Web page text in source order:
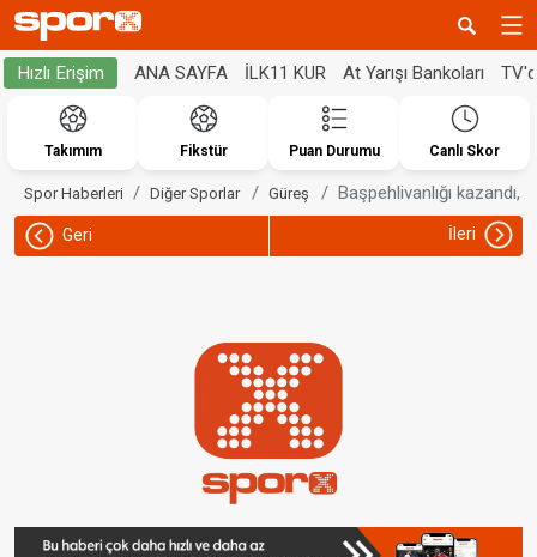
Hızlı Erişim ANA SAYFA İLK11 KUR At Yarışı Bankoları
Takımım Fikstür Puan Durumu Canlı Skor
Spor Haberleri Diğer Sporlar Güreş Başpehlivanlığı kazandı,
Geri İleri